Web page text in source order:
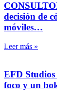
decisión de
móviles…
Leer más »
EFD Studios
foco y un